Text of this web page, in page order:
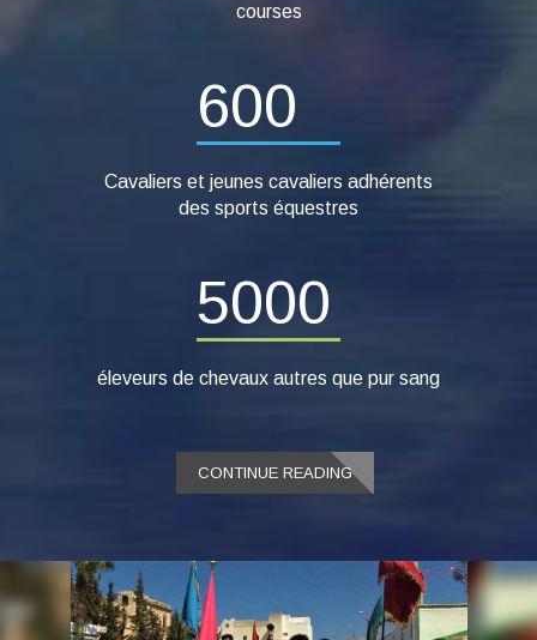
courses
600
Cavaliers et jeunes cavaliers adhérents
des sports équestres
5000
éleveurs de chevaux autres que pur sang
CONTINUE READING